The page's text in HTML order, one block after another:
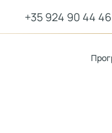
+35 924 90 44 46